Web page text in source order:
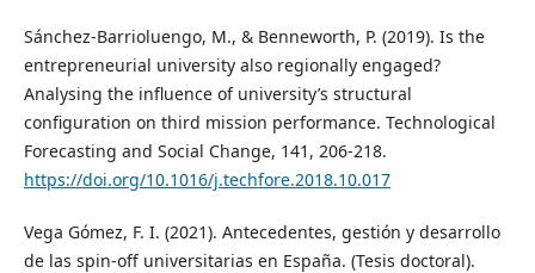
Sánchez-Barrioluengo, M., & Benneworth, P. (2019). Is the
entrepreneurial university also regionally engaged?
Analysing the influence of university’s structural
configuration on third mission performance. Technological
Forecasting and Social Change, 141, 206-218.
https://doi.org/10.1016/j.techfore.2018.10.017
Vega Gómez, F. I. (2021). Antecedentes, gestión y desarrollo
de las spin-off universitarias en España. (Tesis doctoral).